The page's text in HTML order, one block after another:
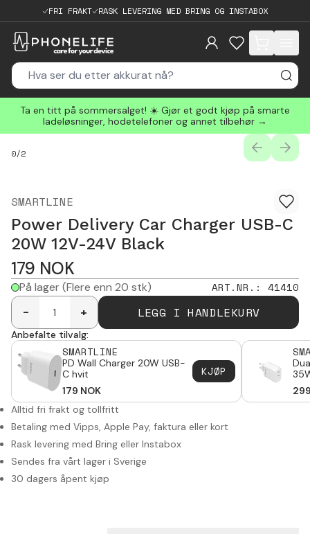
FRI FRAKT RASK LEVERING MED BRING OG INSTABOX
items in cart,
Ta en titt på sommersalget! ☀️ Gjør et godt kjøp på smarte
ladeløsninger, hodetelefoner og annet tilbehør →
0/2
SMARTLINE
Power Delivery Car Charger USB-C
20W 12V-24V Black
179 NOK
På lager(Flere enn 20 stk) ART.NR. : 41410
-
+ LEGG I HANDLEKURV
Anbefalte tilvalg:
SMARTLINE
PD Wall Charger 20W USB-
C hvit
179 NOK
KJØP
Alltid fri frakt og tollfritt
Betaling med Vipps, Apple Pay, faktura eller kort
Rask levering med Bring eller Instabox
Sendes fra vårt lager i Sverige
30 dagers åpent kjøp